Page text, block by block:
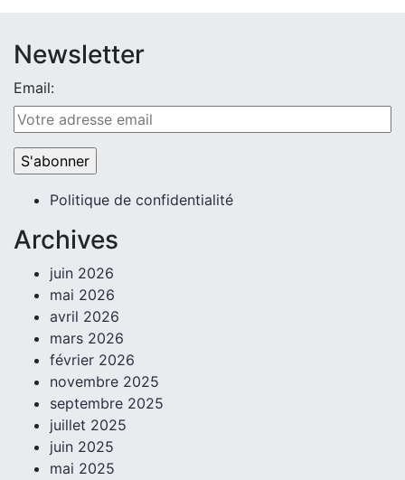
Newsletter
Email:
Politique de confidentialité
Archives
juin 2026
mai 2026
avril 2026
mars 2026
février 2026
novembre 2025
septembre 2025
juillet 2025
juin 2025
mai 2025